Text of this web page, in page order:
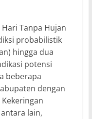
Tanpa Hujan
probabilistik
hingga dua
potensi
beberapa
dengan
Kekeringan
lain,